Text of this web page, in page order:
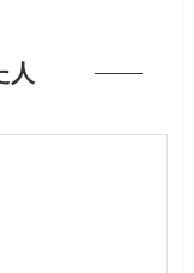
人